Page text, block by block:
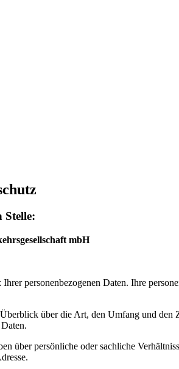
Stelle:
mbH
personenbezogenen Daten. Ihre
über die Art, den Umfang und
über persönliche oder sachliche